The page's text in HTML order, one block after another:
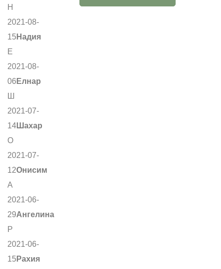
Н
2021-08-
15 Надия
Е
2021-08-
06 Елнар
Ш
2021-07-
14Шахар
О
2021-07-
12Онисим
А
2021-06-
29Ангелина
Р
2021-06-
15 Рахия